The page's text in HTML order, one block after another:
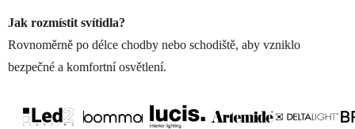
Jak rozmístit svítidla?
Rovnoměrně po délce chodby nebo schodiště, aby vzniklo
bezpečné a komfortní osvětlení.